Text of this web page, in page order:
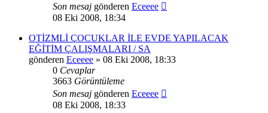
Son mesaj gönderen Eceeee
08 Eki 2008, 18:34
OTİZMLİ ÇOCUKLAR İLE EVDE YAPILACAK
EĞİTİM ÇALIŞMALARI / SA
gönderen Eceeee » 08 Eki 2008, 18:33
0 Cevaplar
3663 Görüntüleme
Son mesaj gönderen Eceeee
08 Eki 2008, 18:33